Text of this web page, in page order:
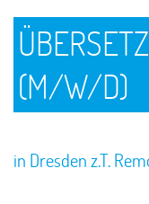
(M/W/D)
in Dresden z.T.